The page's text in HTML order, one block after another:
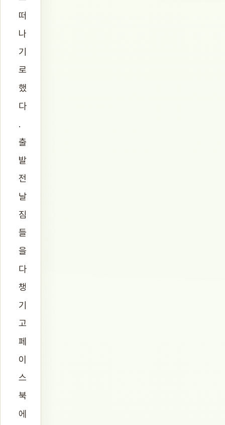
떠
나
기
로
했
다
.
출
발
전
날
짐
들
을
다
챙
기
고
페
이
스
북
에